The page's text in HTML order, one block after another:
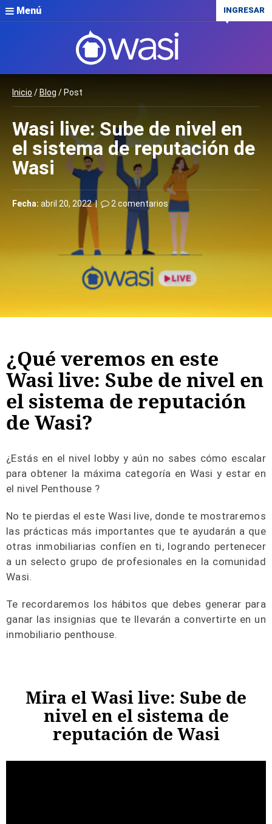
Menú INGRESAR
Inicio / Blog / Post
Wasi live: Sube de nivel en
el sistema de reputación de
Wasi
Fecha: abril 20, 2022 | 2 comentarios
¿Qué veremos en este
Wasi live: Sube de nivel en
el sistema de reputación
de Wasi?
¿Estás en el nivel lobby y aún no sabes cómo escalar
para obtener la máxima categoría en Wasi y estar en
el nivel Penthouse ?
No te pierdas el este Wasi live, donde te mostraremos
las prácticas más importantes que te ayudarán a que
otras inmobiliarias confíen en ti, logrando pertenecer
a un selecto grupo de profesionales en la comunidad
Wasi.
Te recordaremos los hábitos que debes generar para
ganar las insignias que te llevarán a convertirte en un
inmobiliario penthouse.
Mira el Wasi live: Sube de
nivel en el sistema de
reputación de Wasi